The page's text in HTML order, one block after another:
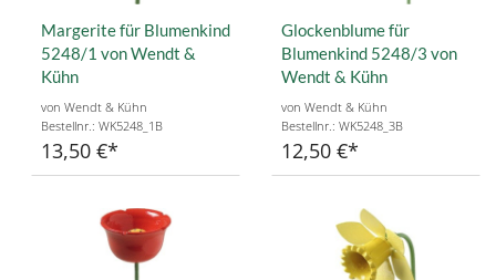
Margerite für Blumenkind
5248/1 von Wendt &
Kühn
von Wendt & Kühn
Bestellnr.: WK5248_1B
13,50 €
Glockenblume für
Blumenkind 5248/3 von
Wendt & Kühn
von Wendt & Kühn
Bestellnr.: WK5248_3B
12,50 €